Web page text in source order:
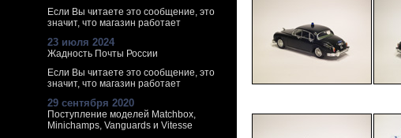
Если Вы читаете это сообщение, это
значит, что магазин работает
23 июля 2024
Жадность Почты России
Если Вы читаете это сообщение, это
значит, что магазин работает
29 сентября 2020
Поступление моделей Matchbox,
Minichamps, Vanguards и Vitesse